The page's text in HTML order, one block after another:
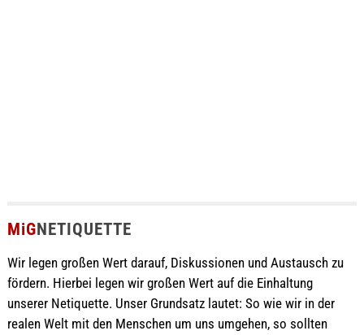
MiGNETIQUETTE
Wir legen großen Wert darauf, Diskussionen und Austausch zu
fördern. Hierbei legen wir großen Wert auf die Einhaltung
unserer Netiquette. Unser Grundsatz lautet: So wie wir in der
realen Welt mit den Menschen um uns umgehen, so sollten